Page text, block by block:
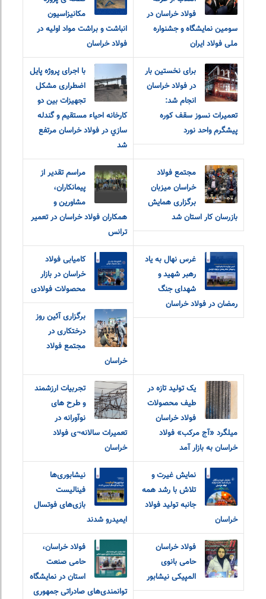
فولاد خراسان در
سومین نمایشگاه و جشنواره
ملی فولاد ایران
مکانیزاسیون
انباشت و براشت مواد اولیه در
فولاد خراسان
برای نخستین بار
در فولاد خراسان
انجام شد:
تعمیرات نسوز سقف کوره
پیشگرم واحد نورد
با اجرای پروژه پایل
اضطراری مشکل
تجهيزات بين دو
كارخانه احياء مستقيم و گندله
سازي در فولاد خراسان مرتفع
شد
مجتمع فولاد
خراسان میزبان
برگزاری همایش
بازرسان کار استان شد
مراسم تقدیر از
پیمانکاران،
مشاورین و
همکاران فولاد خراسان در تعمیر
ترانس
غرس نهال به یاد
رهبر شهید و
شهدای جنگ
رمضان در فولاد خراسان
کامیابی فولاد
خراسان در بازار
محصولات فولادی
برگزاری آئین روز
درختکاری در
مجتمع فولاد
خراسان
یک تولید تازه در
طیف محصولات
فولاد خراسان
میلگرد «آج مرکب» فولاد
خراسان به بازار آمد
تجربیات ارزشمند
و طرح های
نوآورانه در
تعمیرات سالانه¬ی فولاد
خراسان
نمایش غیرت و
تلاش با رشد همه
جانبه تولید فولاد
خراسان
نیشابوری‌ها
فینالیست
بازی‌های فوتسال
ایمیدرو شدند
فولاد خراسان
حامی بانوی
المپیکی نیشابور
فولاد خراسان،
حامی صنعت
استان در نمایشگاه
توانمندی‌های صادراتی جمهوری